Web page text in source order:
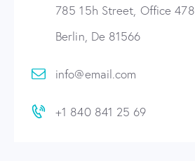
785 15h Street, Office 478
Berlin, De 81566
info@email.com
+1 840 841 25 69